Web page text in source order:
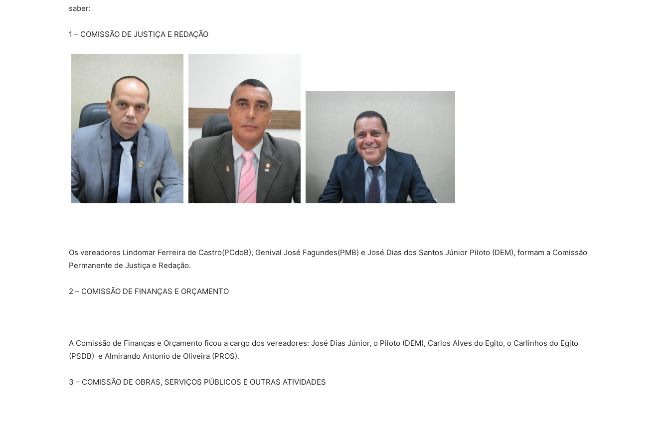
saber:
1 – COMISSÃO DE JUSTIÇA E REDAÇÃO
Os vereadores Lindomar Ferreira de Castro(PCdoB), Genival José Fagundes(PMB) e José Dias dos Santos Júnior Piloto (DEM), formam a Comissão
Permanente de Justiça e Redação.
2 – COMISSÃO DE FINANÇAS E ORÇAMENTO
A Comissão de Finanças e Orçamento ficou a cargo dos vereadores: José Dias Júnior, o Piloto (DEM), Carlos Alves do Egito, o Carlinhos do Egito
(PSDB) e Almirando Antonio de Oliveira (PROS).
3 – COMISSÃO DE OBRAS, SERVIÇOS PÚBLICOS E OUTRAS ATIVIDADES